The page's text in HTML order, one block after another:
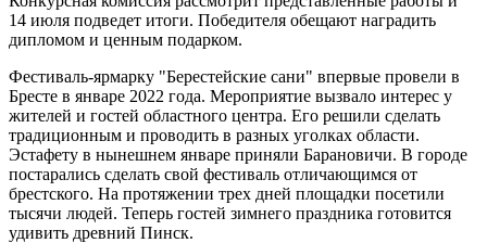
14 июля подведет итоги. Победителя обещают наградить
дипломом и ценным подарком.
Фестиваль-ярмарку "Берестейские сани" впервые провели в
Бресте в январе 2022 года. Мероприятие вызвало интерес у
жителей и гостей областного центра. Его решили сделать
традиционным и проводить в разных уголках области.
Эстафету в нынешнем январе приняли Барановичи. В городе
постарались сделать свой фестиваль отличающимся от
брестского. На протяжении трех дней площадки посетили
тысячи людей. Теперь гостей зимнего праздника готовится
удивить древний Пинск.